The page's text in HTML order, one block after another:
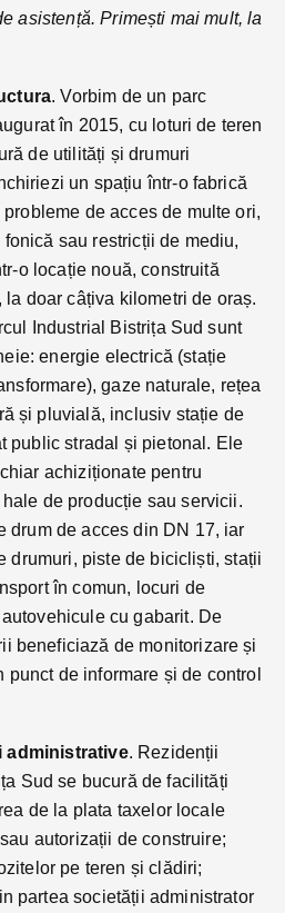
asistență. Primești mai mult, la
. Vorbim de un parc
în 2015, cu loturi de teren
de utilități și drumuri
un spațiu într-o fabrică
de acces de multe ori,
sau restricții de mediu,
o locație nouă, construită
doar câțiva kilometri de oraș.
Industrial Bistrița Sud sunt
energie electrică (stație
gaze naturale, rețea
și pluvială, inclusiv stație de
public stradal și pietonal. Ele
achiziționate pentru
de producție sau servicii.
drum de acces din DN 17, iar
drumuri, piste de bicicliști, stații
în comun, locuri de
cu gabarit. De
beneficiază de monitorizare și
punct de informare și de control
administrative. Rezidenții
Sud se bucură de facilități
de la plata taxelor locale
autorizații de construire;
pe teren și clădiri;
partea societății administrator